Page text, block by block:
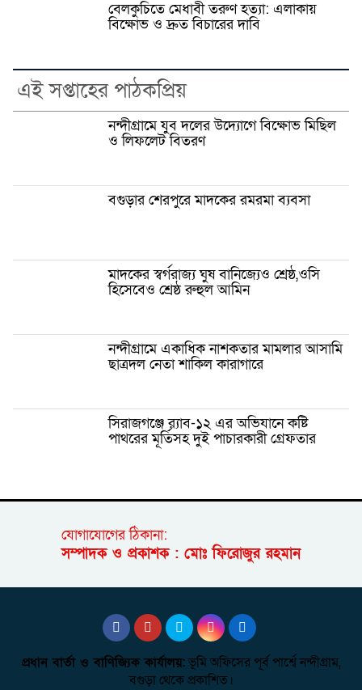
বেলকুচিতে মেধাবী তরুণ হত্যা: এলাকায়
বিক্ষোভ ও দ্রুত বিচারের দাবি
এই সপ্তাহের পাঠকপ্রিয়
নন্দীগ্রামে যুব দলের উদ্যোগে বিক্ষোভ মিছিল
ও লিফলেট বিতরণ
বগুড়ার শেরপুরে মাদকের রমরমা ব্যবসা
মাদকের স্বর্গরাজ্য ঘুষ বানিজ্যেও শ্রেষ্ঠ,ওসি
হিসেবেও শ্রেষ্ঠ রুহুল আমিন
নন্দীগ্রামে একাধিক নাশকতার মামলার আসামি
ছাত্রদল নেতা শাকিল কারাগারে
সিরাজগঞ্জে র‍্যাব-১২ এর অভিযানে কষ্টি
পাথরের মূর্তিসহ দুই পাচারকারী গ্রেফতার
যোগাযোগের ঠিকানা:
সম্পাদক ও প্রকাশক : মোঃ ফিরোজুর রহমান
প্রধান বার্তা ও বাণিজ্যিক কার্যালয়:ভূমি অফিসের পূর্ব পার্শ্বে নন্দীগ্রাম,
বগুড়া থেকে প্রকাশিত।